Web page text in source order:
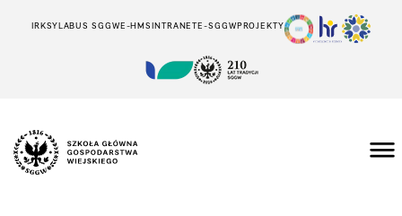
IRKSYLABUS SGGWE-HMSINTRANETE-SGGWPROJEKTY